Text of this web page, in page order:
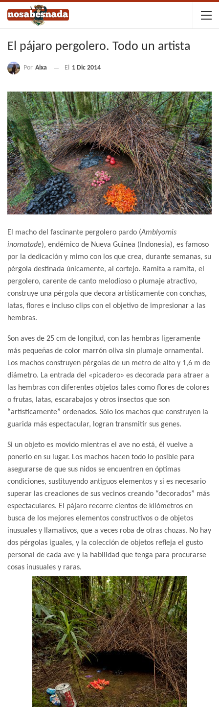
El pájaro pergolero. Todo un artista
Por Aixa El 1 Dic 2014
El macho del fascinante pergolero pardo (Amblyornis
inornatade), endémico de Nueva Guinea (Indonesia), es famoso
por la dedicación y mimo con los que crea, durante semanas, su
pérgola destinada únicamente, al cortejo. Ramita a ramita, el
pergolero, carente de canto melodioso o plumaje atractivo,
construye una pérgola que decora artísticamente con conchas,
latas, flores e incluso clips con el objetivo de impresionar a las
hembras.
Son aves de 25 cm de longitud, con las hembras ligeramente
más pequeñas de color marrón oliva sin plumaje ornamental.
Los machos construyen pérgolas de un metro de alto y 1,6 m de
diámetro. La entrada del «picadero» es decorada para atraer a
las hembras con diferentes objetos tales como flores de colores
o frutas, latas, escarabajos y otros insectos que son
“artísticamente” ordenados. Sólo los machos que construyen la
guarida más espectacular, logran transmitir sus genes.
Si un objeto es movido mientras el ave no está, él vuelve a
ponerlo en su lugar. Los machos hacen todo lo posible para
asegurarse de que sus nidos se encuentren en óptimas
condiciones, sustituyendo antiguos elementos y si es necesario
superar las creaciones de sus vecinos creando “decorados” más
espectaculares. El pájaro recorre cientos de kilómetros en
busca de los mejores elementos constructivos o de objetos
inusuales y llamativos, que a veces roba de otras chozas. No hay
dos pérgolas iguales, y la colección de objetos refleja el gusto
personal de cada ave y la habilidad que tenga para procurarse
cosas inusuales y raras.